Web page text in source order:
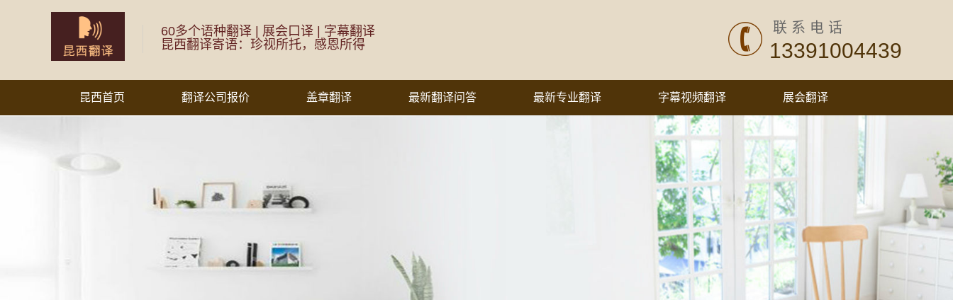
60多个语种翻译 | 展会口译 | 字幕翻译
昆西翻译寄语：珍视所托，感恩所得
联系电话
13391004439
昆西首页 翻译公司报价 盖章翻译 最新翻译问答 最新专业翻译 字幕视频翻译 展会翻译